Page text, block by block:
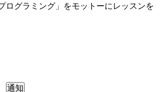
ログラミング」をモットーにレッスンを